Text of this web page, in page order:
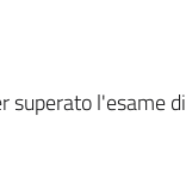
superato l'esame di